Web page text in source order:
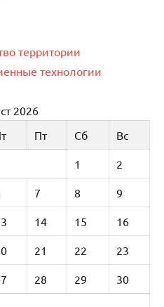
территории
технологии
2026
Пт Сб Вс
1 2
7 8 9
14 15 16
21 22 23
28 29 30